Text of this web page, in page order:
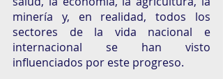
minería y, en realidad, todos los
sectores de la vida nacional e
internacional se han visto
influenciados por este progreso.